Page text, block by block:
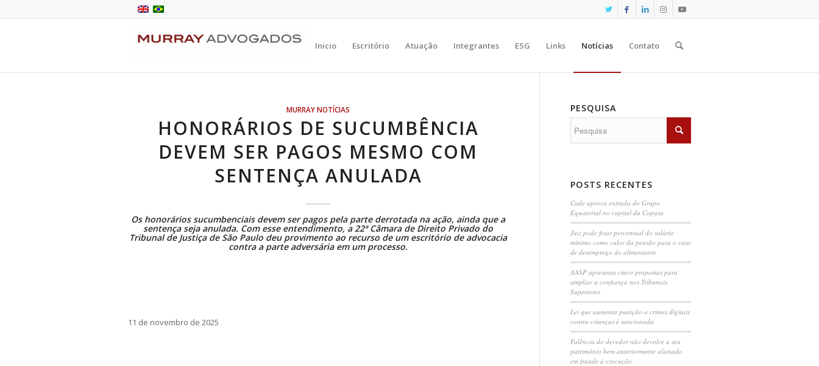
Inicio Escritório Atuação Integrantes ESG Links Notícias Contato
MURRAY NOTÍCIAS
HONORÁRIOS DE SUCUMBÊNCIA
DEVEM SER PAGOS MESMO COM
SENTENÇA ANULADA
Os honorários sucumbenciais devem ser pagos pela parte derrotada na ação, ainda que a
sentença seja anulada. Com esse entendimento, a 22ª Câmara de Direito Privado do
Tribunal de Justiça de São Paulo deu provimento ao recurso de um escritório de advocacia
contra a parte adversária em um processo.
11 de novembro de 2025
PESQUISA
POSTS RECENTES
Cade aprova entrada do Grupo
Equatorial no capital da Copasa
Juiz pode fixar percentual do salário
mínimo como valor da pensão para o caso
de desemprego do alimentante
AASP apresenta cinco propostas para
ampliar a confiança nos Tribunais
Superiores
Lei que aumenta punição a crimes digitais
contra crianças é sancionada
Falência do devedor não devolve a seu
patrimônio bem anteriormente alienado
em fraude à execução